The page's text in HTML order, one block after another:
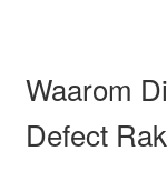
Waarom
Defect